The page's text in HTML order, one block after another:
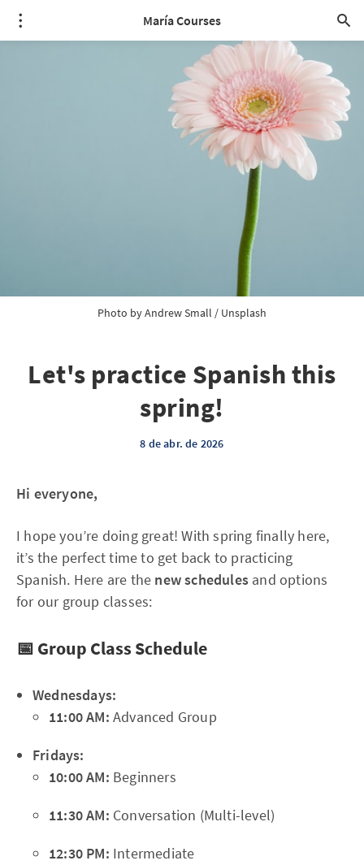
María Courses
Photo by Andrew Small / Unsplash
Let's practice Spanish this
spring!
8 de abr. de 2026
Hi everyone,
I hope you’re doing great! With spring finally here,
it’s the perfect time to get back to practicing
Spanish. Here are the new schedules and options
for our group classes:
📅 Group Class Schedule
Wednesdays:
11:00 AM: Advanced Group
Fridays:
10:00 AM: Beginners
11:30 AM: Conversation (Multi-level)
12:30 PM: Intermediate